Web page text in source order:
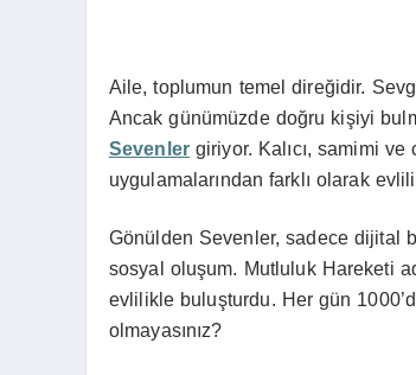
Aile, toplumun temel direğidir.
Ancak günümüzde doğru kişiyi
Sevenlergiriyor. Kalıcı, samimi
uygulamalarından farklı olarak
Gönülden Sevenler, sadece dijital
sosyal oluşum. Mutluluk Hareketi
evlilikle buluşturdu. Her gün
olmayasınız?